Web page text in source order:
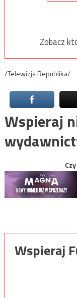
Zobacz
/Telewizja Republika/
Wspieraj
Wspieraj